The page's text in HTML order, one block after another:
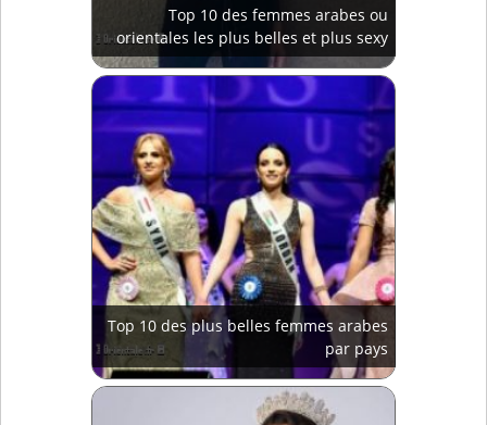
Top 10 des femmes arabes ou
orientales les plus belles et plus sexy
Top 10 des plus belles femmes arabes
par pays